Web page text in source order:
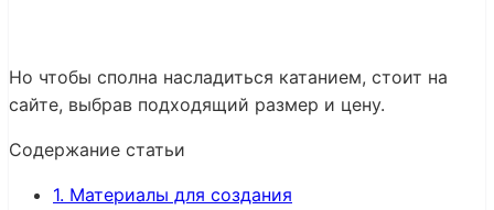
Но чтобы сполна насладиться катанием, стоит на
сайте, выбрав подходящий размер и цену.
Содержание статьи
1. Материалы для создания